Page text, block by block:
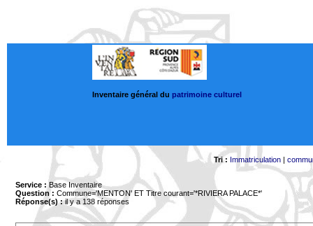
Inventaire général du patrimoine culturel
Tri : Immatriculation |
Service : Base Inventaire
Question : Commune='MENTON' ET Titre courant='*RIVIERA PALACE*'
Réponse(s) :il y a 138 réponses